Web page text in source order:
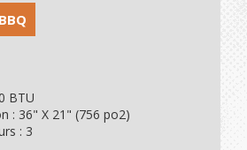
BTU
: 36" X 21" (756 po2)
: 3